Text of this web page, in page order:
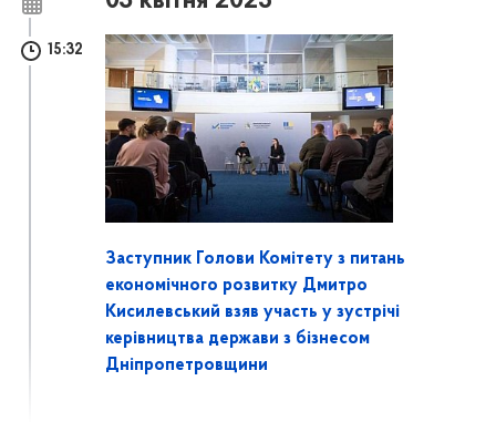
15:32
Заступник Голови Комітету з питань
економічного розвитку Дмитро
Кисилевський взяв участь у зустрічі
керівництва держави з бізнесом
Дніпропетровщини